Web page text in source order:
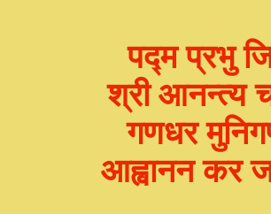
पद्म प्रभु
श्री आनन्त्य
गणधर
आह्वानन कर